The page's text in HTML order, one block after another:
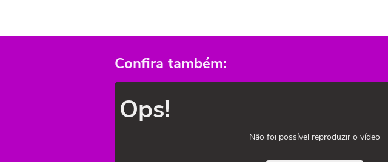
Confira também:
Ops!
Não foi possível reproduzir o vídeo